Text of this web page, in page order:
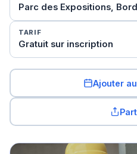
Parc des Expositions,
TARIF
Gratuit sur inscription
Ajouter